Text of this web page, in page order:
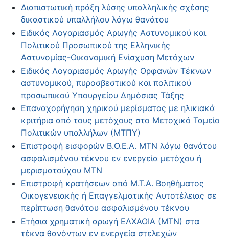
Διαπιστωτική πράξη λύσης υπαλληλικής σχέσης
δικαστικού υπαλλήλου λόγω θανάτου
Ειδικός Λογαριασμός Αρωγής Αστυνομικού και
Πολιτικού Προσωπικού της Ελληνικής
Αστυνομίας-Οικονομική Ενίσχυση Μετόχων
Ειδικός Λογαριασμός Αρωγής Ορφανών Τέκνων
αστυνομικού, πυροσβεστικού και πολιτικού
προσωπικού Υπουργείου Δημόσιας Τάξης
Επαναχορήγηση χηρικού μερίσματος με ηλικιακά
κριτήρια από τους μετόχους στο Μετοχικό Ταμείο
Πολιτικών υπαλλήλων (ΜΤΠΥ)
Επιστροφή εισφορών Β.Ο.Ε.Α. ΜΤΝ λόγω θανάτου
ασφαλισμένου τέκνου εν ενεργεία μετόχου ή
μερισματούχου ΜΤΝ
Επιστροφή κρατήσεων από Μ.Τ.Α. Βοηθήματος
Οικογενειακής ή Επαγγελματικής Αυτοτέλειας σε
περίπτωση θανάτου ασφαλισμένου τέκνου
Ετήσια χρηματική αρωγή ΕΛΧΑΟΙΑ (MTN) στα
τέκνα θανόντων εν ενεργεία στελεχών